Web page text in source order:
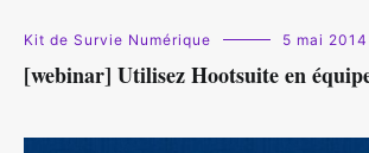
Kit de Survie Numérique 5 mai 2014
[webinar] Utilisez Hootsuite en